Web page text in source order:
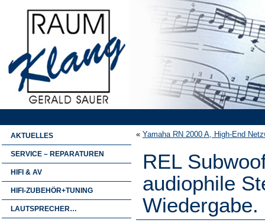
AKTUELLES
SERVICE – REPARATUREN
HIFI & AV
HIFI-ZUBEHÖR+TUNING
LAUTSPRECHER…
« Yamaha RN 2000 A, High-End
REL
audiophile
Wiedergabe.